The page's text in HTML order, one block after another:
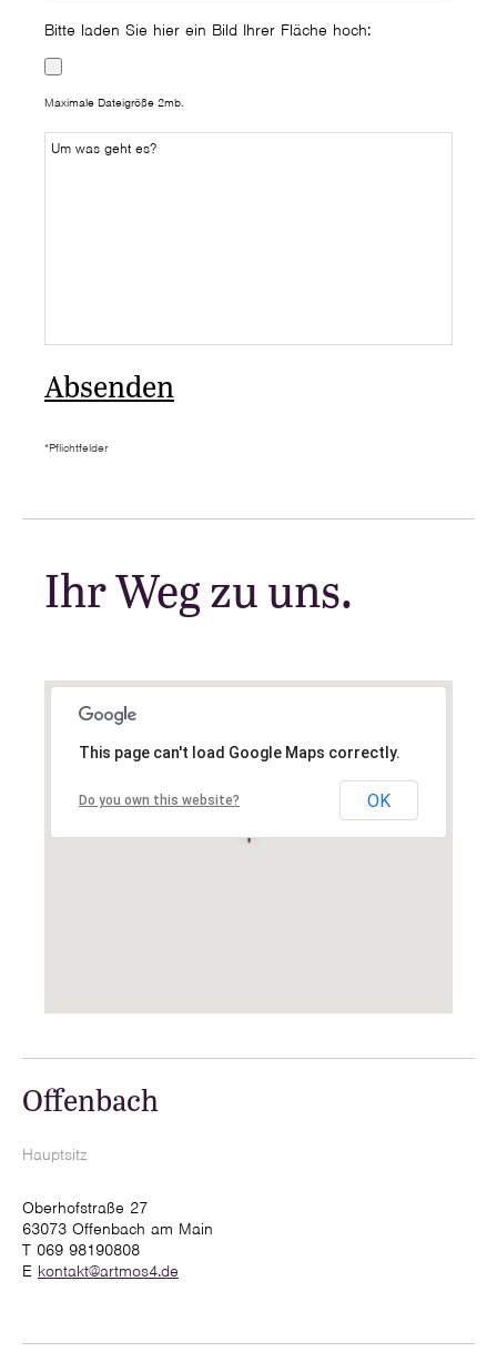
Bitte laden Sie hier ein Bild Ihrer Fläche hoch:
Maximale Dateigröße 2mb.
*Pflichtfelder
Ihr Weg zu uns.
This page can't load Google Maps correctly.
Do you own this website? OK
Offenbach
Hauptsitz
Oberhofstraße 27
63073 Offenbach am Main
T 069 98190808
E kontakt@artmos4.de